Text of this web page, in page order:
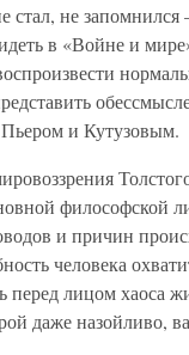
стал, не
в «Войне и
Пьером и Кутузовым.
философской
и причин
человека
перед лицом
даже назойливо,